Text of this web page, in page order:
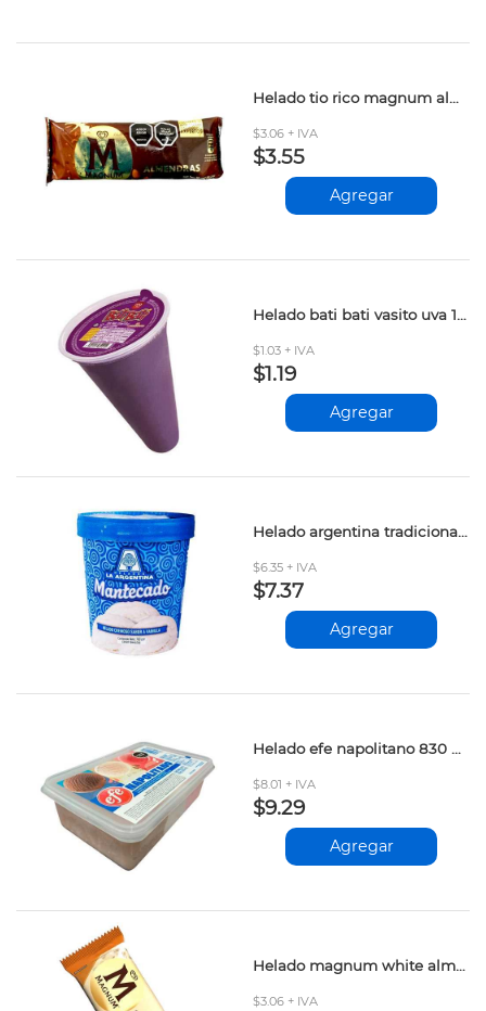
Helado tio rico magnum almendras 90ml
$3.06 + IVA
$3.55
Agregar
Helado bati bati vasito uva 115ml
$1.03 + IVA
$1.19
Agregar
Helado argentina tradicional mantecado 700ml
$6.35 + IVA
$7.37
Agregar
Helado efe napolitano 830 ml
$8.01 + IVA
$9.29
Agregar
Helado magnum white almond 90ml
$3.06 + IVA